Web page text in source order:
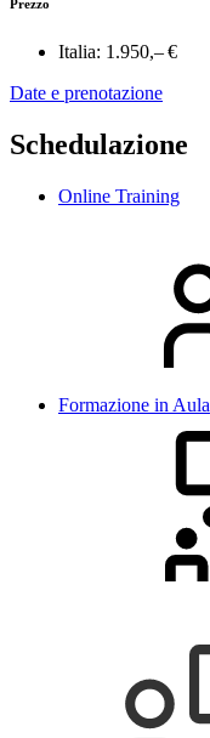
Prezzo
Italia: 1.950,– €
Date e prenotazione
Schedulazione
Online Training
Formazione in Aula